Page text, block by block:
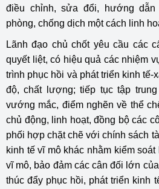
điều chỉnh, sửa đổi, hướng
phòng, chống dịch một cách linh
Lãnh đạo chủ chốt yêu cầu các
quyết liệt, có hiệu quả các nhiệm
trình phục hồi và phát triển kinh tế-
độ, chất lượng; tiếp tục tập
vướng mắc, điểm nghẽn về thể
chủ động, linh hoạt, đồng bộ các
phối hợp chặt chẽ với chính sách
kinh tế vĩ mô khác nhằm kiểm
vĩ mô, bảo đảm các cân đối lớn
thúc đẩy phục hồi, phát triển kinh